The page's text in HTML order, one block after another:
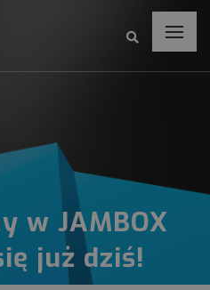
w JAMBOX
już dziś!